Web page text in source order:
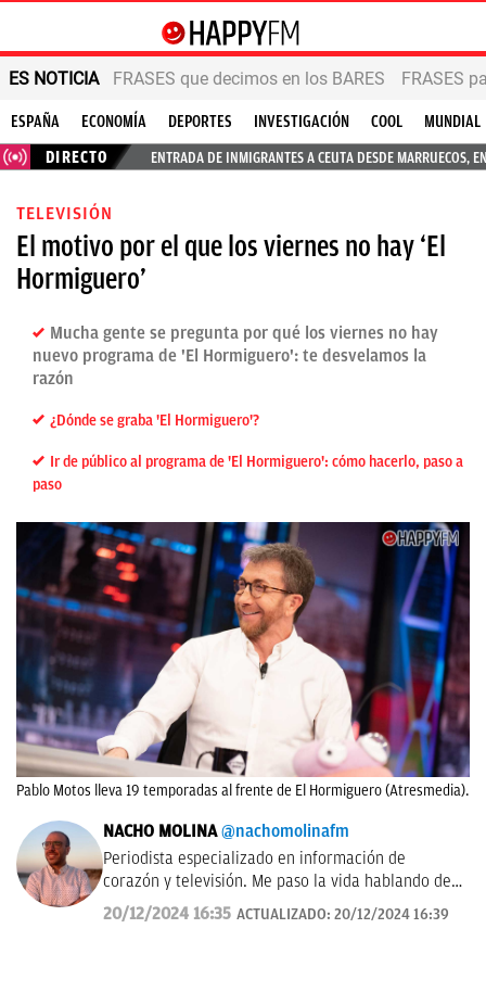
ES NOTICIA FRASES que decimos en los BARES FRASES
ESPAÑA ECONOMÍA DEPORTES INVESTIGACIÓN COOL
MUNDIAL
DIRECTO
ENTRADA DE INMIGRANTES A CEUTA DESDE MARRUECOS,
TELEVISIÓN
El motivo por el que los viernes no hay ‘El
Hormiguero’
Mucha gente se pregunta por qué los viernes no hay
nuevo programa de 'El Hormiguero': te desvelamos la
razón
¿Dónde se graba 'El Hormiguero'?
Ir de público al programa de 'El Hormiguero': cómo hacerlo, paso a
paso
Pablo Motos lleva 19 temporadas al frente de El Hormiguero (Atresmedia).
NACHO MOLINA @nachomolinafm
Periodista especializado en información de
corazón y televisión. Me paso la vida hablando de
'El Hormiguero', 'La Revuelta', 'Equipo de
investigación', 'Pasapalabra' y me encanta estudiar
20/12/2024 16:35 ACTUALIZADO: 20/12/2024 16:39